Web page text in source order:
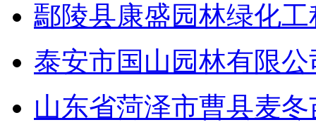
鄢陵县康盛园林绿化
泰安市国山园林有限公
山东省菏泽市曹县麦